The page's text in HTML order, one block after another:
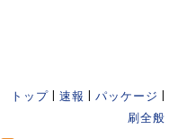
トップ 速報 パッケージ
刷全般